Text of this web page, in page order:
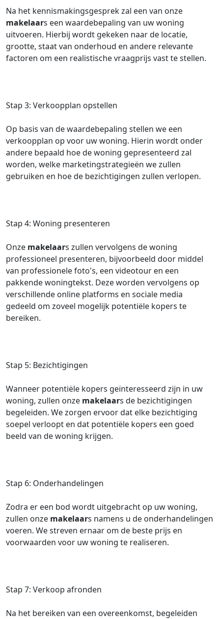
Na het kennismakingsgesprek zal een van onze
makelaars een waardebepaling van uw woning
uitvoeren. Hierbij wordt gekeken naar de locatie,
grootte, staat van onderhoud en andere relevante
factoren om een realistische vraagprijs vast te stellen.
Stap 3: Verkoopplan opstellen
Op basis van de waardebepaling stellen we een
verkoopplan op voor uw woning. Hierin wordt onder
andere bepaald hoe de woning gepresenteerd zal
worden, welke marketingstrategieën we zullen
gebruiken en hoe de bezichtigingen zullen verlopen.
Stap 4: Woning presenteren
Onze makelaars zullen vervolgens de woning
professioneel presenteren, bijvoorbeeld door middel
van professionele foto's, een videotour en een
pakkende woningtekst. Deze worden vervolgens op
verschillende online platforms en sociale media
gedeeld om zoveel mogelijk potentiële kopers te
bereiken.
Stap 5: Bezichtigingen
Wanneer potentiële kopers geïnteresseerd zijn in uw
woning, zullen onze makelaars de bezichtigingen
begeleiden. We zorgen ervoor dat elke bezichtiging
soepel verloopt en dat potentiële kopers een goed
beeld van de woning krijgen.
Stap 6: Onderhandelingen
Zodra er een bod wordt uitgebracht op uw woning,
zullen onze makelaars namens u de onderhandelingen
voeren. We streven ernaar om de beste prijs en
voorwaarden voor uw woning te realiseren.
Stap 7: Verkoop afronden
Na het bereiken van een overeenkomst, begeleiden